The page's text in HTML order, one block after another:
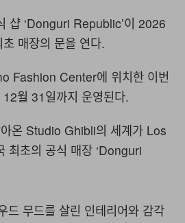
샵 ‘Donguri Republic’이 2026
매장의 문을 연다.
Fashion Center에 위치한 이번
월 31일까지 운영된다.
온 Studio Ghibli의 세계가 Los
최초의 공식 매장 ‘Donguri
드 무드를 살린 인테리어와 감각